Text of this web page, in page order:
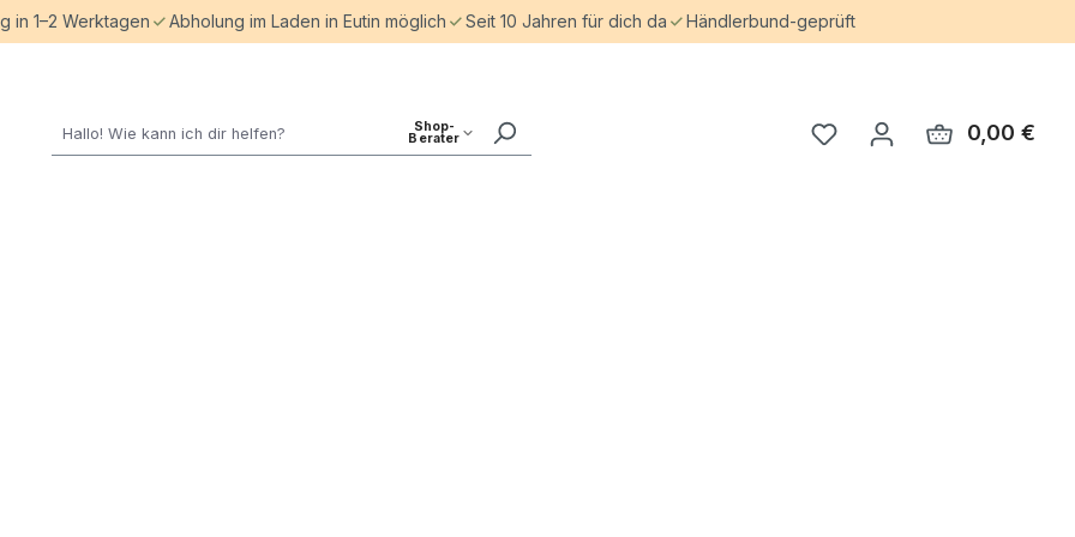
in 1–2 Werktagen Abholung im Laden in Eutin möglich Seit 10 Jahren für dich da Händlerbund-geprüft
Shop-
Berater 0,00 €